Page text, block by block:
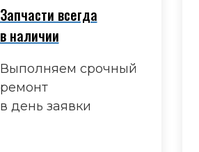
Запчасти всегда
в наличии
Выполняем срочный
ремонт
в день заявки